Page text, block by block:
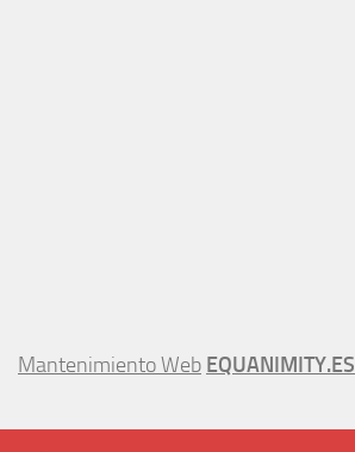
Mantenimiento Web EQUANIMITY.ES